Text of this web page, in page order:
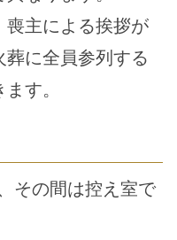
喪主による挨拶が
に全員参列する
す。
その間は控え室で